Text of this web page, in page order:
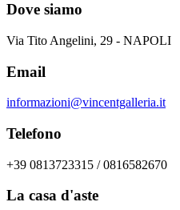
Dove siamo
Via Tito Angelini, 29 - NAPOLI
Email
informazioni@vincentgalleria.it
Telefono
+39 0813723315 / 0816582670
La casa d'aste